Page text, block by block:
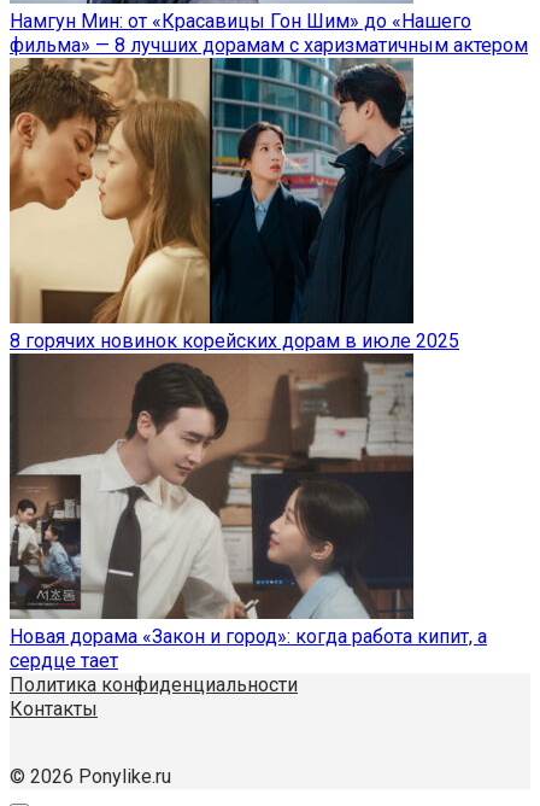
Намгун Мин: от «Красавицы Гон Шим» до «Нашего
фильма» — 8 лучших дорамам с харизматичным актером
8 горячих новинок корейских дорам в июле 2025
Новая дорама «Закон и город»: когда работа кипит, а
сердце тает
Политика конфиденциальности
Контакты
© 2026 Ponylike.ru